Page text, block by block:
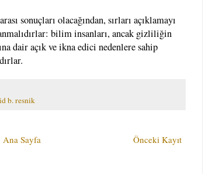
sonuçları olacağından, sırları açıklamayı
bilim insanları, ancak gizliliğin
dair açık ve ikna edici nedenlere sahip
b. resnik
Önceki Kayıt
Ana Sayfa